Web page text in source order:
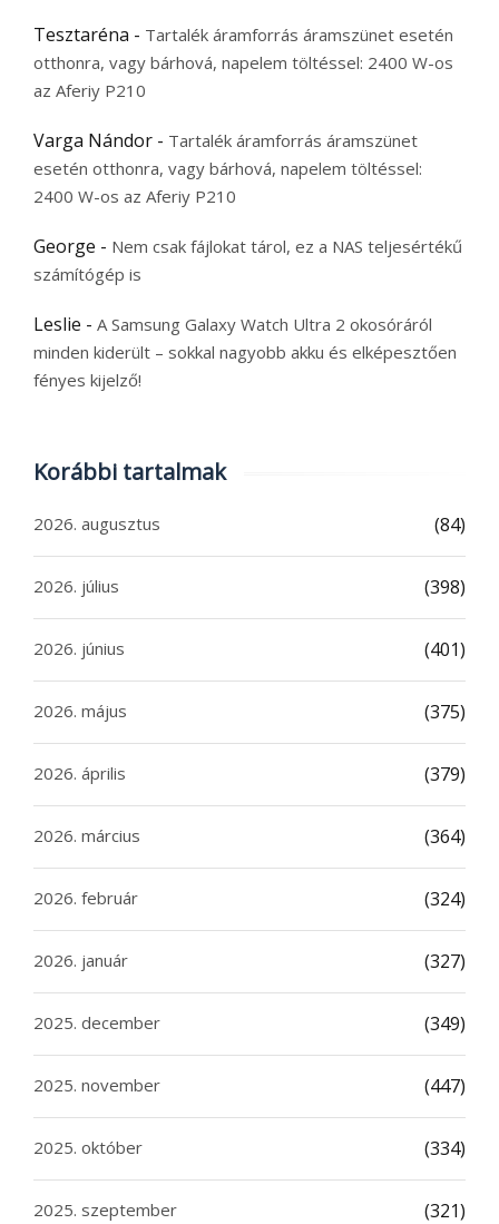
Tesztaréna - Tartalék áramforrás áramszünet esetén
otthonra, vagy bárhová, napelem töltéssel: 2400 W-os
az Aferiy P210
Varga Nándor - Tartalék áramforrás áramszünet
esetén otthonra, vagy bárhová, napelem töltéssel:
2400 W-os az Aferiy P210
George - Nem csak fájlokat tárol, ez a NAS teljesértékű
számítógép is
Leslie - A Samsung Galaxy Watch Ultra 2 okosóráról
minden kiderült – sokkal nagyobb akku és elképesztően
fényes kijelző!
Korábbi tartalmak
2026. augusztus (84)
2026. július (398)
2026. június (401)
2026. május (375)
2026. április (379)
2026. március (364)
2026. február (324)
2026. január (327)
2025. december (349)
2025. november (447)
2025. október (334)
2025. szeptember (321)